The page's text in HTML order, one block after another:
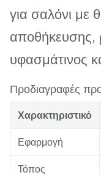
για σαλόνι με
αποθήκευσης,
υφασμάτινος
Προδιαγραφές
Χαρακτηριστικό
Εφαρμογή
Τόπος